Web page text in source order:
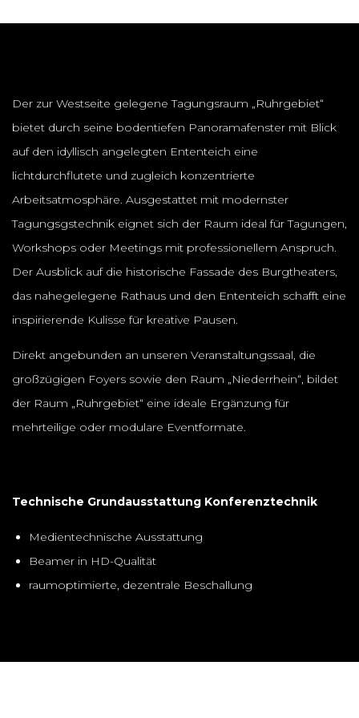
Der zur Westseite gelegene Tagungsraum „Ruhrgebiet“
bietet durch seine bodentiefen Panoramafenster mit Blick
auf den idyllisch angelegten Ententeich eine
lichtdurchflutete und zugleich konzentrierte
Arbeitsatmosphäre. Ausgestattet mit modernster
Tagungsgstechnik eignet sich der Raum ideal für Tagungen,
Workshops oder Meetings mit professionellem Anspruch.
Der Ausblick auf die historische Fassade des Burgtheaters,
das nahegelegene Rathaus und den Ententeich schafft eine
inspirierende Kulisse für kreative Pausen.
Direkt angebunden an unseren Veranstaltungssaal, die
großzügigen Foyers sowie den Raum „Niederrhein“, bildet
der Raum „Ruhrgebiet“ eine ideale Ergänzung für
mehrteilige oder modulare Eventformate.
Technische Grundausstattung Konferenztechnik
Medientechnische Ausstattung
Beamer in HD-Qualität
raumoptimierte, dezentrale Beschallung